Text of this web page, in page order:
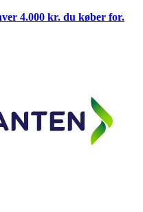
4.000 kr. du køber for.